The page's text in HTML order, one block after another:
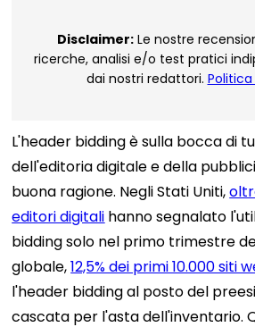
Disclaimer: Le nostre
ricerche, analisi e/o test pratici
dai nostri redattori.
L'header bidding è sulla bocca di
dell'editoria digitale e della
buona ragione. Negli Stati Uniti,
editori digitali hanno segnalato
bidding solo nel primo trimestre
globale,12,5% dei primi 10.000 siti
l'header bidding al posto del
cascata per l'asta dell'inventario.